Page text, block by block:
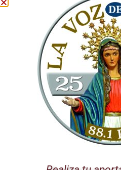
pastoral se dirige hacia
márgenes de la sociedad, los
los que necesitan un mensaje
gesto es una clara llamada a
Católica, recordándonos la
del prójimo, especialmente de
El Santo Padre desea llevar
mensaje de inclusión a cada
se vive y se demuestra en el
misión de la Iglesiase hace
cercanía y compasión.